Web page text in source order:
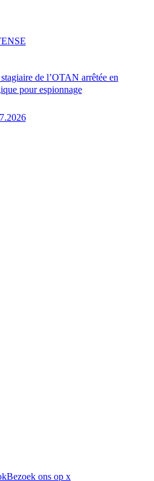
de l’OTAN arrêtée en
pour espionnage
Bezoek ons op x